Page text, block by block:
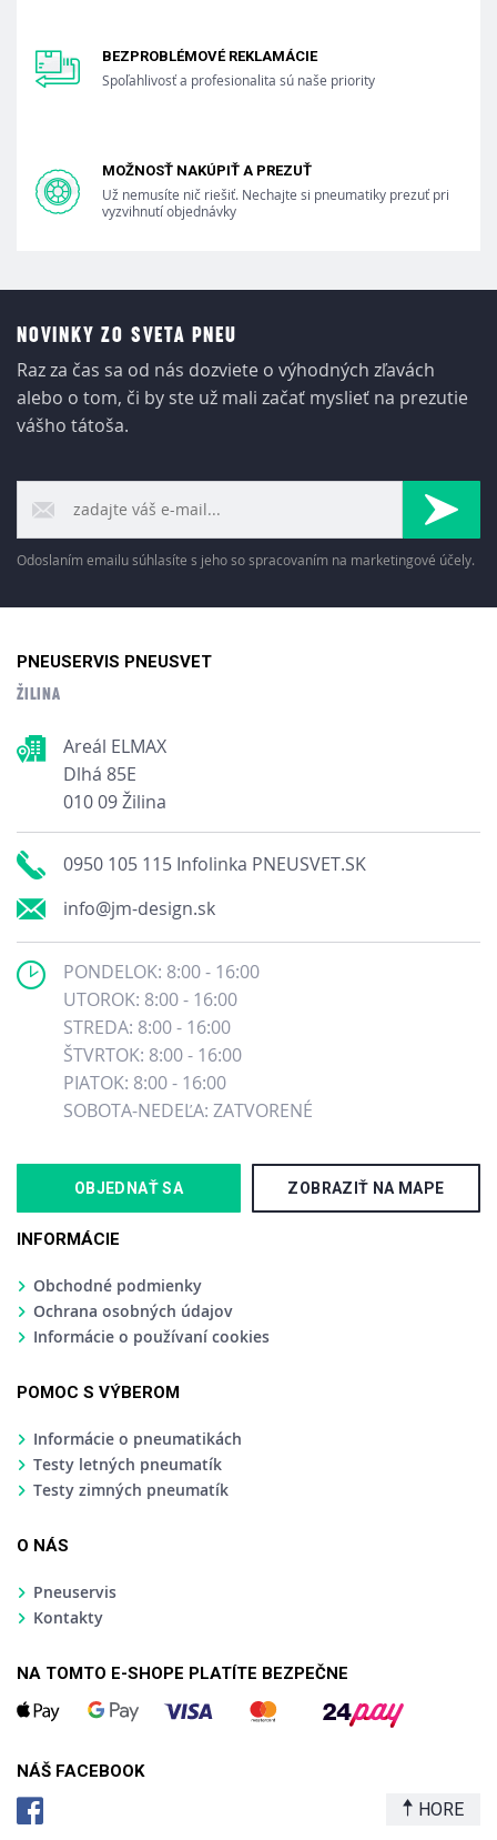
BEZPROBLÉMOVÉ REKLAMÁCIE
Spoľahlivosť a profesionalita sú naše priority
MOŽNOSŤ NAKÚPIŤ A PREZUŤ
Už nemusíte nič riešiť. Nechajte si pneumatiky prezuť pri
vyzvihnutí objednávky
NOVINKY ZO SVETA PNEU
Raz za čas sa od nás dozviete o výhodných zľavách
alebo o tom, či by ste už mali začať myslieť na prezutie
vášho tátoša.
Odoslaním emailu súhlasíte s jeho so spracovaním na marketingové účely.
PNEUSERVIS PNEUSVET
ŽILINA
Areál ELMAX
Dlhá 85E
010 09 Žilina
0950 105 115 Infolinka PNEUSVET.SK
info@jm-design.sk
PONDELOK: 8:00 - 16:00
UTOROK: 8:00 - 16:00
STREDA: 8:00 - 16:00
ŠTVRTOK: 8:00 - 16:00
PIATOK: 8:00 - 16:00
SOBOTA-NEDEĽA: ZATVORENÉ
OBJEDNAŤ SA ZOBRAZIŤ NA MAPE
INFORMÁCIE
Obchodné podmienky
Ochrana osobných údajov
Informácie o používaní cookies
POMOC S VÝBEROM
Informácie o pneumatikách
Testy letných pneumatík
Testy zimných pneumatík
O NÁS
Pneuservis
Kontakty
NA TOMTO E-SHOPE PLATÍTE BEZPEČNE
NÁŠ FACEBOOK
HORE